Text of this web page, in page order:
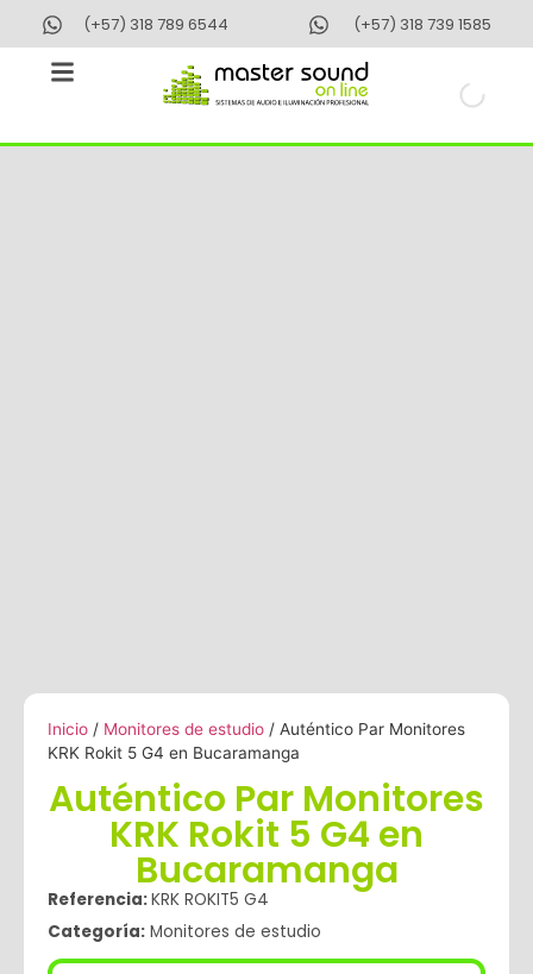
contenido
(+57) 318 789 6544 (+57) 318 739 1585
Inicio / Monitores de estudio / Auténtico Par Monitores
KRK Rokit 5 G4 en Bucaramanga
Auténtico Par Monitores
KRK Rokit 5 G4 en
Bucaramanga
Referencia:KRK ROKIT5 G4
Categoría: Monitores de estudio